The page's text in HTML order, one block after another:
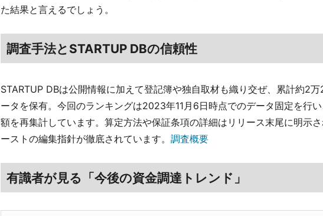
た結果と言えるでしょう。
調査手法とSTARTUP DBの信頼性
STARTUP DBは公開情報に加えて登記簿や独自取材も織り交ぜ、累計約2
ータを保有。今回のランキングは2023年11月6日時点でのデータ固定を行
額を再集計しています。算定方法や保証条項の詳細はリリース末尾に明示
ーストの編集指針が徹底されています。 調査概要
有識者が見る「今後の資金調達トレンド」